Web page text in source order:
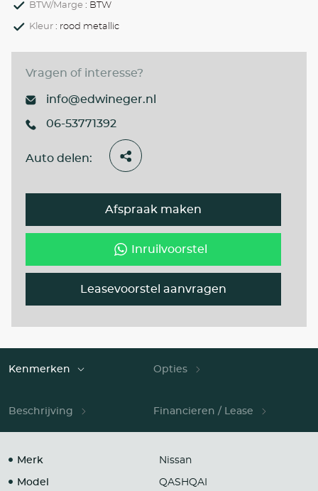
BTW/Marge: BTW
Kleur : rood metallic
Vragen of interesse?
info@edwineger.nl
06-53771392
Auto delen:
Afspraak maken
Inruilvoorstel
Leasevoorstel aanvragen
Kenmerken Opties
Beschrijving Financieren / Lease
Merk Nissan
Model QASHQAI